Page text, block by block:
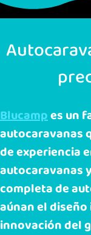
Blucampes un
autocaravanas
de experiencia
autocaravanas
completa de
aúnan el
innovación del